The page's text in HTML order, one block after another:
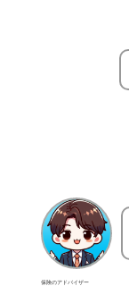
保険のアドバイザー